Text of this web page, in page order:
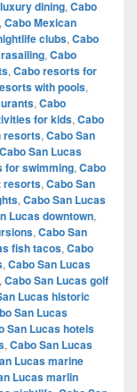
dining, Cabo
, Cabo Mexican
clubs, Cabo
, Cabo
, Cabo resorts for
with pools,
, Cabo
for kids, Cabo
resorts, Cabo San
Cabo San Lucas
for swimming, Cabo
resorts, Cabo San
, Cabo San Lucas
Lucas downtown,
, Cabo San
fish tacos, Cabo
, Cabo San Lucas
, Cabo San Lucas golf
Lucas historic
San Lucas
San Lucas hotels
, Cabo San Lucas
Lucas marine
Lucas marlin